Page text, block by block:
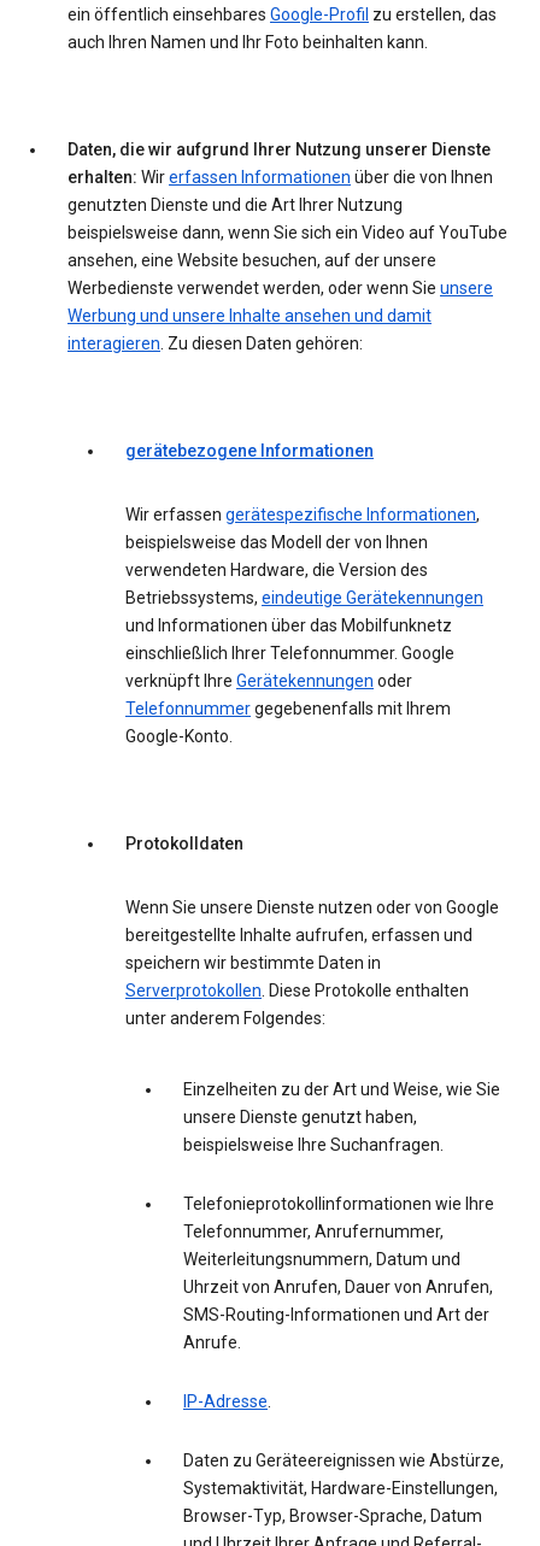
ein öffentlich einsehbares Google-Profil zu erstellen, das
auch Ihren Namen und Ihr Foto beinhalten kann.
Daten, die wir aufgrund Ihrer Nutzung unserer Dienste
erhalten: Wirerfassen Informationen über die von Ihnen
genutzten Dienste und die Art Ihrer Nutzung
beispielsweise dann, wenn Sie sich ein Video auf YouTube
ansehen, eine Website besuchen, auf der unsere
Werbedienste verwendet werden, oder wenn Sie unsere
Werbung und unsere Inhalte ansehen und damit
interagieren. Zu diesen Daten gehören:
gerätebezogene Informationen
Wir erfassen gerätespezifische Informationen,
beispielsweise das Modell der von Ihnen
verwendeten Hardware, die Version des
Betriebssystems, eindeutige Gerätekennungen
und Informationen über das Mobilfunknetz
einschließlich Ihrer Telefonnummer. Google
verknüpft Ihre Gerätekennungen oder
Telefonnummergegebenenfalls mit Ihrem
Google-Konto.
Protokolldaten
Wenn Sie unsere Dienste nutzen oder von Google
bereitgestellte Inhalte aufrufen, erfassen und
speichern wir bestimmte Daten in
Serverprotokollen. Diese Protokolle enthalten
unter anderem Folgendes:
Einzelheiten zu der Art und Weise, wie Sie
unsere Dienste genutzt haben,
beispielsweise Ihre Suchanfragen.
Telefonieprotokollinformationen wie Ihre
Telefonnummer, Anrufernummer,
Weiterleitungsnummern, Datum und
Uhrzeit von Anrufen, Dauer von Anrufen,
SMS-Routing-Informationen und Art der
Anrufe.
IP-Adresse.
Daten zu Geräteereignissen wie Abstürze,
Systemaktivität, Hardware-Einstellungen,
Browser-Typ, Browser-Sprache, Datum